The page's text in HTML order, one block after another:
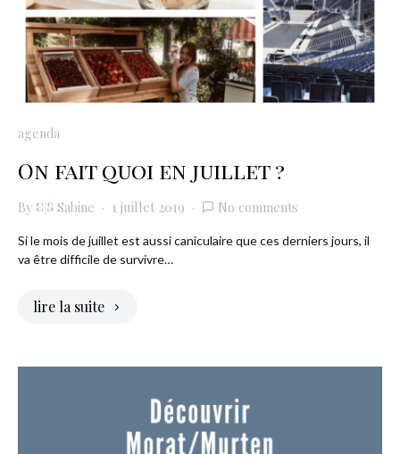
agenda
On fait quoi en juillet ?
By Sabine 1 juillet 2019 No comments
Si le mois de juillet est aussi caniculaire que ces derniers jours, il
va être difficile de survivre…
lire la suite